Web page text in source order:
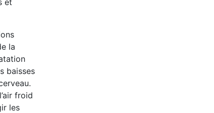
et
la
baisses
froid
les